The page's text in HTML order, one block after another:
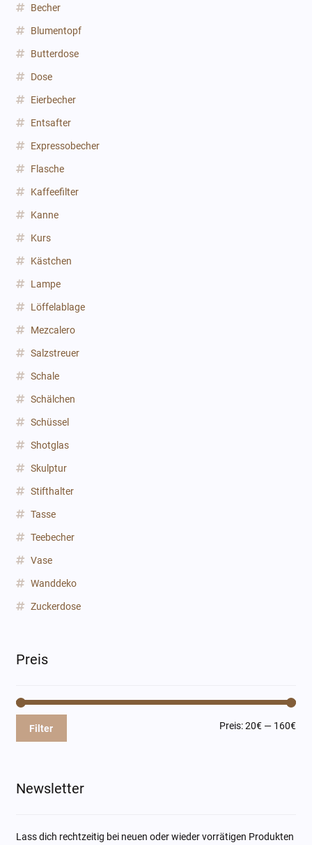
Becher
Blumentopf
Butterdose
Dose
Eierbecher
Entsafter
Expressobecher
Flasche
Kaffeefilter
Kanne
Kurs
Kästchen
Lampe
Löffelablage
Mezcalero
Salzstreuer
Schale
Schälchen
Schüssel
Shotglas
Skulptur
Stifthalter
Tasse
Teebecher
Vase
Wanddeko
Zuckerdose
Preis
Filter Preis:20€ — 160€
Newsletter
Lass dich rechtzeitig bei neuen oder wieder vorrätigen Produkten